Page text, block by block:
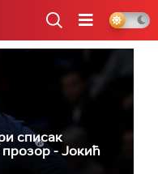
списак
- Јокић